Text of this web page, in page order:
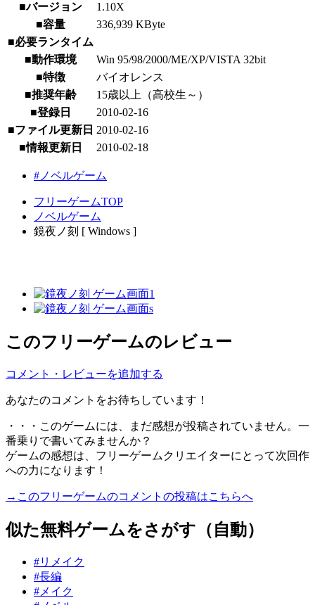
■バージョン
1.10X
■容量
336,939 KByte
■必要ランタイム
■動作環境
Win 95/98/2000/ME/XP/VISTA 32bit
■特徴
バイオレンス
■推奨年齢
15歳以上（高校生～）
■登録日
2010-02-16
■ファイル更新日 2010-02-16
■情報更新日
2010-02-18
#ノベルゲーム
フリーゲームTOP
ノベルゲーム
鏡夜ノ刻 [ Windows ]
このフリーゲームのレビュー
コメント・レビューを追加する
あなたのコメントをお待ちしています！
・・・このゲームには、まだ感想が投稿されていません。一
番乗りで書いてみませんか？
ゲームの感想は、フリーゲームクリエイターにとって次回作
への力になります！
→このフリーゲームのコメントの投稿はこちらへ
似た無料ゲームをさがす（自動）
#リメイク
#長編
#メイク